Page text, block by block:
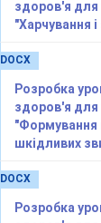
здоров'я для
"Харчування
DOCX
Розробка
здоров'я для
"Формування
шкідливих
DOCX
Розробка